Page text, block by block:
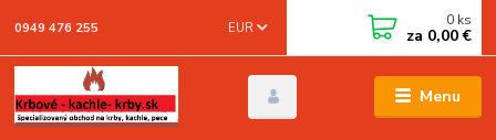
Menu
EUR
0949 476 255 0 ks
za 0,00 €